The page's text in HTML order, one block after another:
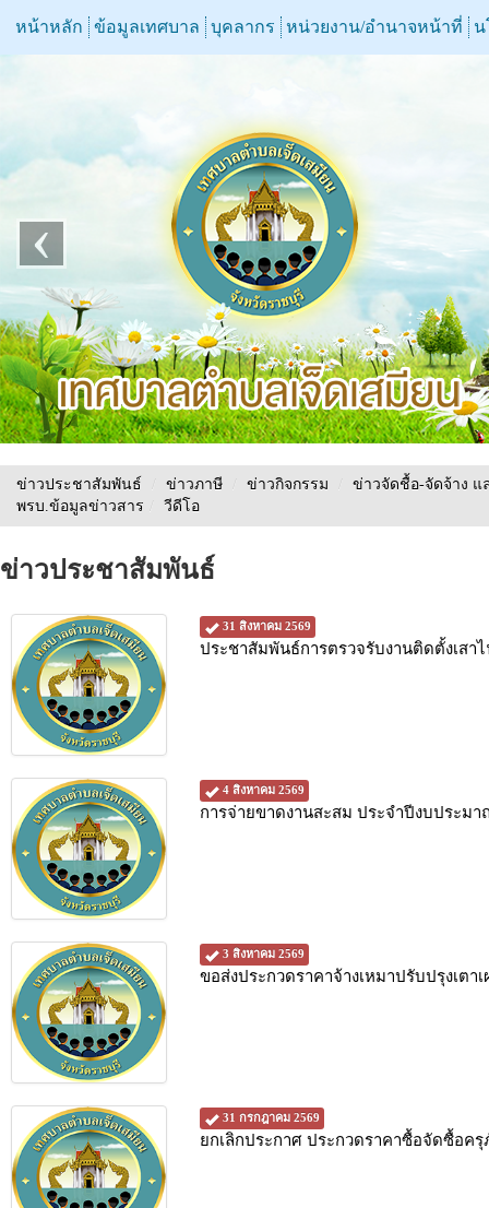
หน้าหลัก ข้อมูลเทศบาล บุคลากร หน่วยงาน/อำนาจหน้าที่ น
‹
ข่าวประชาสัมพันธ์ / ข่าวภาษี / ข่าวกิจกรรม / ข่าวจัดชื้อ-จัดจ้าง แ
พรบ.ข้อมูลข่าวสาร / วีดีโอ
ข่าวประชาสัมพันธ์
31 สิงหาคม 2569
ประชาสัมพันธ์การตรวจรับงานติดตั้งเสา
4 สิงหาคม 2569
การจ่ายขาดงานสะสม ประจำปีงบประม
3 สิงหาคม 2569
ขอส่งประกวดราคาจ้างเหมาปรับปรุงเ
31 กรกฎาคม 2569
ยกเลิกประกาศ ประกวดราคาซื้อจัดซื้อ